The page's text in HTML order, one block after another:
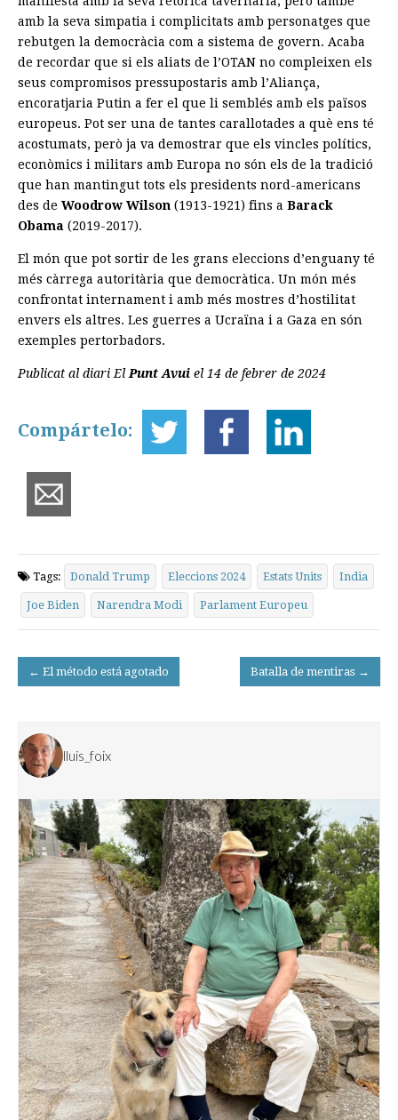
amb la seva simpatia i complicitats amb personatges que
rebutgen la democràcia com a sistema de govern. Acaba
de recordar que si els aliats de l’OTAN no compleixen els
seus compromisos pressupostaris amb l’Aliança,
encoratjaria Putin a fer el que li semblés amb els països
europeus. Pot ser una de tantes carallotades a què ens té
acostumats, però ja va demostrar que els vincles polítics,
econòmics i militars amb Europa no són els de la tradició
que han mantingut tots els presidents nord-americans
des de Woodrow Wilson (1913-1921) fins a Barack
Obama (2019-2017).
El món que pot sortir de les grans eleccions d’enguany té
més càrrega autoritària que democràtica. Un món més
confrontat internament i amb més mostres d’hostilitat
envers els altres. Les guerres a Ucraïna i a Gaza en són
exemples pertorbadors.
Publicat al diari El Punt Avui el 14 de febrer de 2024
Compártelo:
Tags: Donald Trump Eleccions 2024 Estats Units India
Joe Biden Narendra Modi Parlament Europeu
Post
← El método está agotado Batalla de mentiras →
lluis_foix